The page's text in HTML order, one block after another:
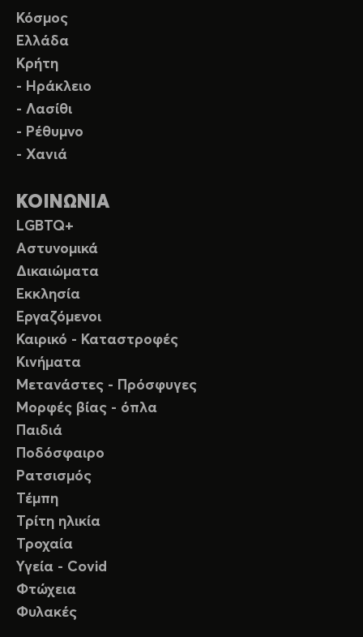
Κόσμος
Ελλάδα
Κρήτη
- Ηράκλειο
- Λασίθι
- Ρέθυμνο
- Χανιά
ΚΟΙΝΩΝΙΑ
LGBTQ+
Αστυνομικά
Δικαιώματα
Εκκλησία
Εργαζόμενοι
Καιρικό - Καταστροφές
Κινήματα
Μετανάστες - Πρόσφυγες
Μορφές βίας - όπλα
Παιδιά
Ποδόσφαιρο
Ρατσισμός
Τέμπη
Τρίτη ηλικία
Τροχαία
Υγεία - Covid
Φτώχεια
Φυλακές